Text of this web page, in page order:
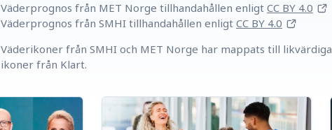
Väderprognos från MET Norge tillhandahållen enligt CC BY 4.0
Väderprognos från SMHI tillhandahållen enligt CC BY 4.0
Väderikoner från SMHI och MET Norge har mappats till likvärdiga
ikoner från Klart.